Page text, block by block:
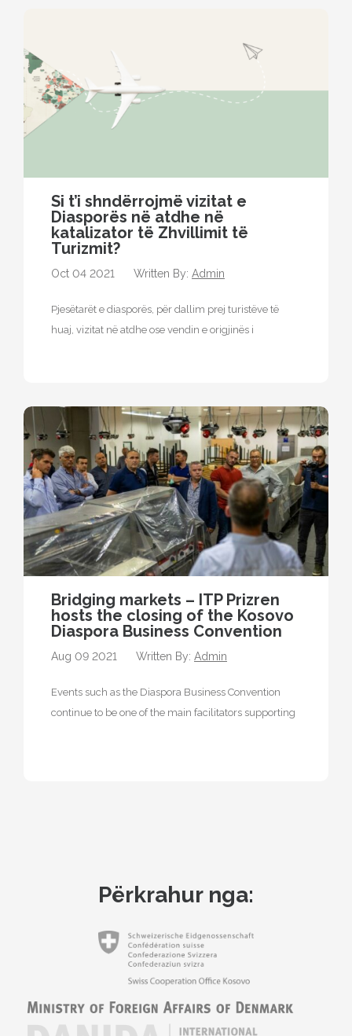
Si t’i shndërrojmë vizitat e
Diasporës ​​në atdhe në
katalizator të Zhvillimit të
Turizmit?
Oct 04 2021 Written By: Admin
Pjesëtarët e diasporës, për dallim prej turistëve të
huaj, vizitat në atdhe ose vendin e origjinës i
Bridging markets – ITP Prizren
hosts the closing of the Kosovo
Diaspora Business Convention
Aug 09 2021 Written By: Admin
Events such as the Diaspora Business Convention
continue to be one of the main facilitators supporting
Përkrahur nga: